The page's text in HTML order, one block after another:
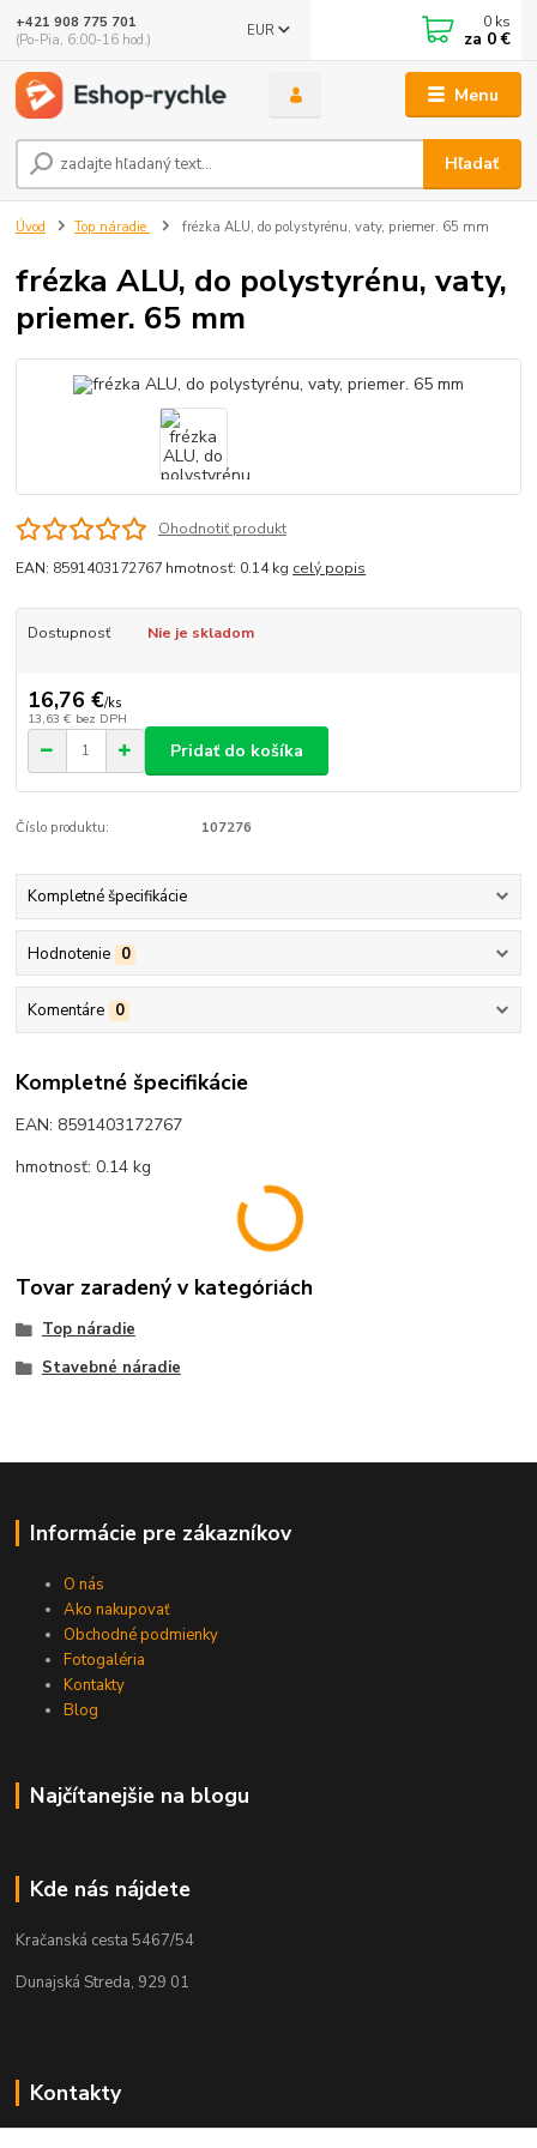
Menu
EUR
Hľadať
+421 908 775 701
(Po-Pia, 6:00-16 hod.)
0 ks
za 0 €
Úvod Top náradie frézka ALU, do polystyrénu, vaty, priemer. 65 mm
frézka ALU, do polystyrénu, vaty,
priemer. 65 mm
Ohodnotiť produkt
EAN: 8591403172767 hmotnosť: 0.14 kg celý popis
Dostupnosť Nie je skladom
16,76 €/ks
13,63 € bez DPH
Pridať do košíka
Číslo produktu: 107276
Kompletné špecifikácie
Hodnotenie 0
Komentáre 0
Kompletné špecifikácie
EAN: 8591403172767
hmotnosť: 0.14 kg
Tovar zaradený v kategóriách
Top náradie
Stavebné náradie
Informácie pre zákazníkov
O nás
Ako nakupovať
Obchodné podmienky
Fotogaléria
Kontakty
Blog
Najčítanejšie na blogu
Kde nás nájdete
Kračanská cesta 5467/54
Dunajská Streda, 929 01
Kontakty